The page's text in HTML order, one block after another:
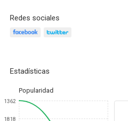
Redes sociales
Estadísticas
Popularidad
1362
1818